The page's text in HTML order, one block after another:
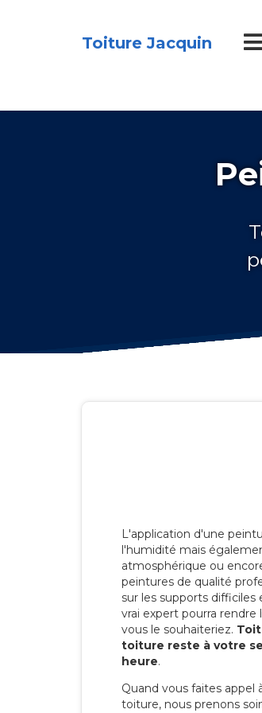
Toiture Jacquin
L'application d'une
l'humidité mais
atmosphérique ou
peintures de qualité
sur les supports difficiles
vrai expert pourra
vous le souhaiteriez.
toiture reste à votre
heure.
Quand vous faites appel
toiture, nous prenons